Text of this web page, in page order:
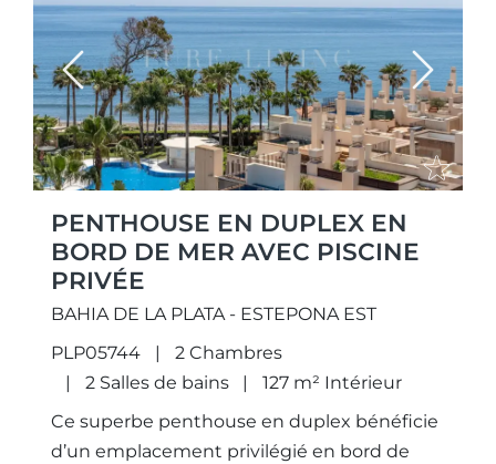
Previous Next
PENTHOUSE EN DUPLEX EN
BORD DE MER AVEC PISCINE
PRIVÉE
BAHIA DE LA PLATA - ESTEPONA EST
PLP05744
2 Chambres
2 Salles de bains
127 m² Intérieur
Ce superbe penthouse en duplex bénéficie
d’un emplacement privilégié en bord de